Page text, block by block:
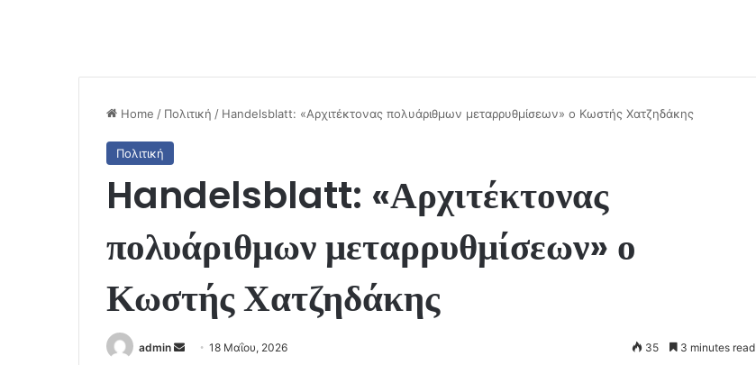
Home / Πολιτική / Handelsblatt: «Αρχιτέκτονας πολυάριθμων μεταρρυθμίσεων» ο Κωστής Χατζηδάκης
Πολιτική
Handelsblatt: «Αρχιτέκτονας
πολυάριθμων μεταρρυθμίσεων» ο
Κωστής Χατζηδάκης
admin
Send18 Μαΐου, 2026 35 3 minutes read